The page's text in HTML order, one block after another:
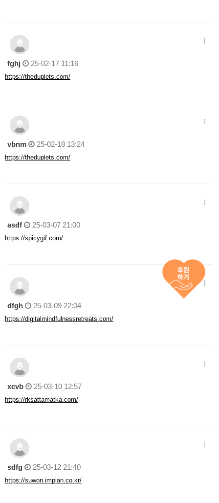
fghj 25-02-17 11:16
https://theduplets.com/
vbnm 25-02-18 13:24
https://theduplets.com/
asdf 25-03-07 21:00
https://spicygif.com/
dfgh 25-03-09 22:04
https://digitalmindfulnessretreats.com/
xcvb 25-03-10 12:57
https://rksattamatka.com/
sdfg 25-03-12 21:40
https://suwon.implan.co.kr/